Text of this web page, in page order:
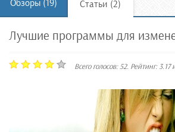
Обзоры (19) Статьи (2)
Лучшие программы для
Всего голосов:52. Рейтинг:3.17